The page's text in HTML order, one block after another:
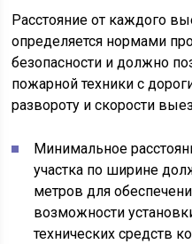
Расстояние от каждого
определяется нормами
безопасности и должно
пожарной техники с
развороту и скорости
Минимальное
участка по ширине
метров для
возможности
технических средств